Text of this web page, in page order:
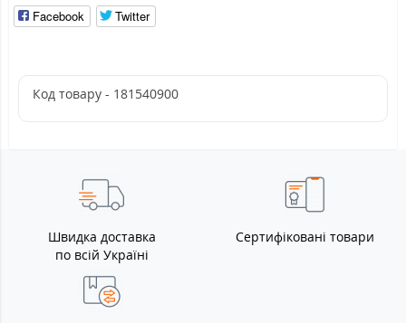
Facebook Twitter
Код товару - 181540900
Швидка доставка
по всій Україні
Сертифіковані товари